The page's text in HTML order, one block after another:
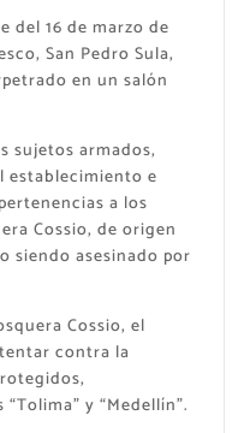
del 16 de marzo de
San Pedro Sula,
en un salón
sujetos armados,
establecimiento e
a los
Cossio, de origen
siendo asesinado por
Cossio, el
contra la
y “Medellín”.